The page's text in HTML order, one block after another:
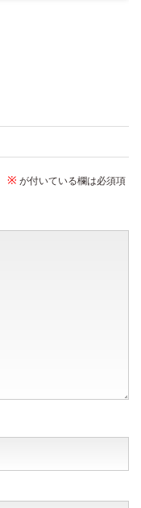
※ が付いている欄は必須項